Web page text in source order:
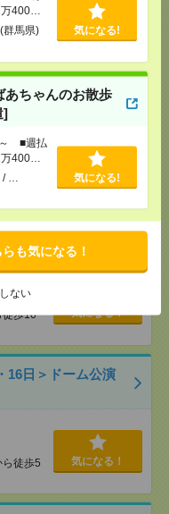
400円
群馬県)
気になる!
あちゃんのお散歩
]
～ ■週払
400円
… 気になる!
らも気になる！
ない
）
気になる！
などスマホの
徒歩 気になる！
クション＞ツアー
館[アルバイト]
徒歩10
気になる！
16日＞ドーム公演
徒歩5
気になる！